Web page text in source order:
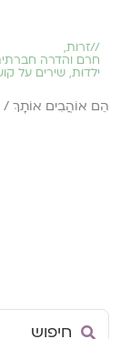
//זרות,
חרם והדרה
ילדוּת, שירים על
הֵם אוֹהֲבִים אוֹתָךְ
Search